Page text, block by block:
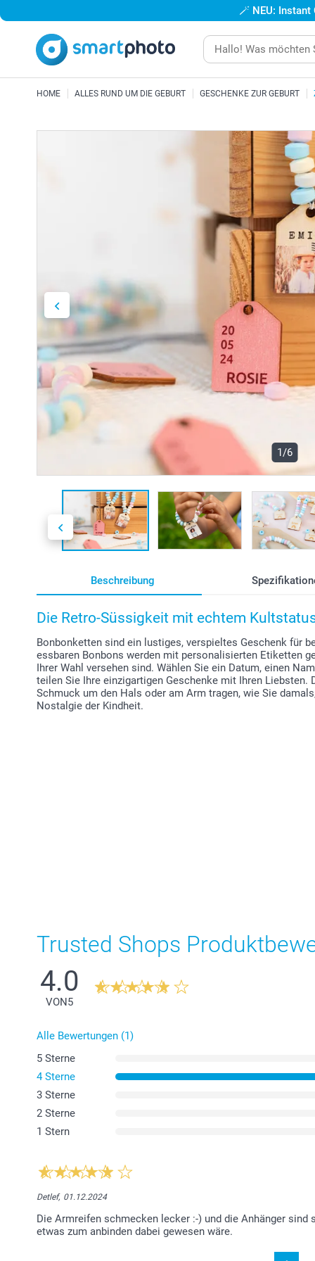
🪄 NEU:
HOME ALLES RUND UM DIE GEBURT GESCHENKE ZUR GEBURT
1/6
Beschreibung
Die Retro-Süssigkeit mit echtem
Bonbonketten sind ein lustiges, verspieltes Geschenk für
essbaren Bonbons werden mit personalisierten Etiketten
Ihrer Wahl versehen sind. Wählen Sie ein Datum, einen
teilen Sie Ihre einzigartigen Geschenke mit Ihren Liebsten.
Schmuck um den Hals oder am Arm tragen, wie Sie
Nostalgie der Kindheit.
Trusted Shops
4.0
VON 5
Alle Bewertungen (1)
5 Sterne
4 Sterne
3 Sterne
2 Sterne
1 Stern
Detlef, 01.12.2024
Die Armreifen schmecken lecker :-) und die Anhänger
etwas zum anbinden dabei gewesen wäre.